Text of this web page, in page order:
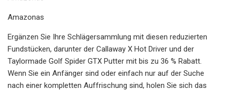
Amazonas
Ergänzen Sie Ihre Schlägersammlung mit diesen reduzierten
Fundstücken, darunter der Callaway X Hot Driver und der
Taylormade Golf Spider GTX Putter mit bis zu 36 % Rabatt.
Wenn Sie ein Anfänger sind oder einfach nur auf der Suche
nach einer kompletten Auffrischung sind, holen Sie sich das